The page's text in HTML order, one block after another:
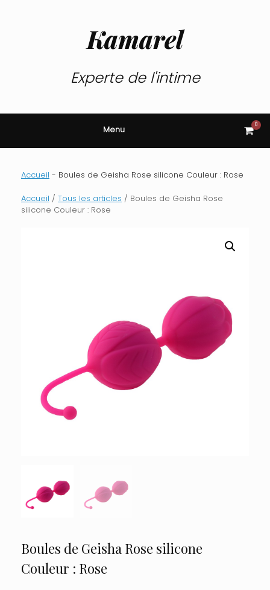
Kamarel
Experte de l'intime
Menu View
cart
0
Accueil - Boules de Geisha Rose silicone Couleur : Rose
Accueil / Tous les articles / Boules de Geisha Rose
silicone Couleur : Rose
Boules de Geisha Rose silicone
Couleur : Rose